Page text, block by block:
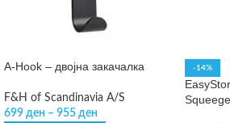
A-Hook – двојна закачалка
F&H of Scandinavia A/S
699 ден – 955 ден
-14%